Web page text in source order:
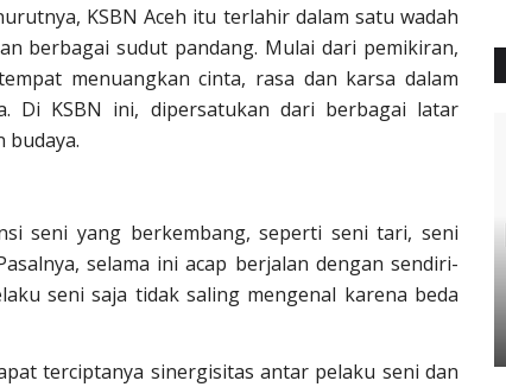
KSBN Aceh itu terlahir dalam satu wadah
berbagai sudut pandang. Mulai dari pemikiran,
menuangkan cinta, rasa dan karsa dalam
Di KSBN ini, dipersatukan dari berbagai latar
budaya.
seni yang berkembang, seperti seni tari, seni
selama ini acap berjalan dengan sendiri-
seni saja tidak saling mengenal karena beda
terciptanya sinergisitas antar pelaku seni dan